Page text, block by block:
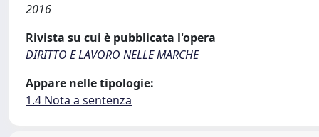
2016
Rivista su cui è pubblicata l'opera
DIRITTO E LAVORO NELLE MARCHE
Appare nelle tipologie:
1.4 Nota a sentenza